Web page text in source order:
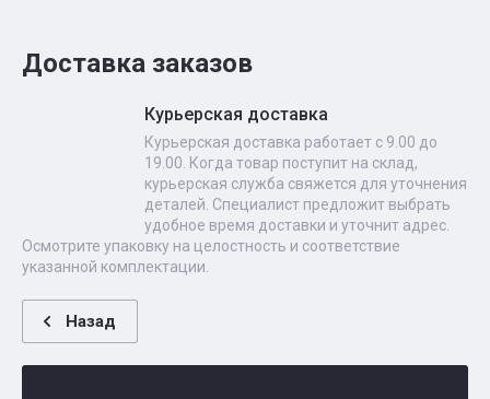
Доставка заказов
Курьерская доставка
Курьерская доставка работает с 9.00 до
19.00. Когда товар поступит на склад,
курьерская служба свяжется для уточнения
деталей. Специалист предложит выбрать
удобное время доставки и уточнит адрес.
Осмотрите упаковку на целостность и соответствие
указанной комплектации.
Назад